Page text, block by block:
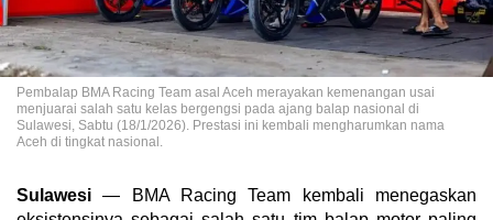
Pembalap BMA Racing Team asal Aceh merayakan kemenangan usai
menjuarai salah satu kelas bergengsi pada ajang balap nasional di
Sulawesi, Sabtu (18/1/2026). Prestasi ini kembali mengharumkan nama
Aceh di tingkat nasional.
Sulawesi — BMA Racing Team kembali menegaskan